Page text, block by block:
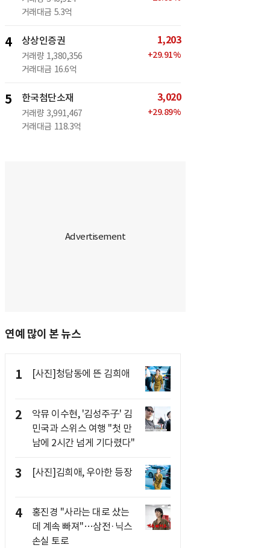
거래대금 5.3억
4 상상인증권
거래량 1,380,356
거래대금 16.6억
1,203
+29.91%
5 한국첨단소재
거래량 3,991,467
거래대금 118.3억
3,020
+29.89%
연예 많이 본 뉴스
1 [사진]청담동에 뜬 김희애
2
악뮤 이수현, '김성주子' 김
민국과 스위스 여행 "첫 만
남에 2시간 넘게 기다렸다"
3 [사진]김희애, 우아한 등장
4
홍진경 "사라는 대로 샀는
데 계속 빠져"…삼전·닉스
손실 토로